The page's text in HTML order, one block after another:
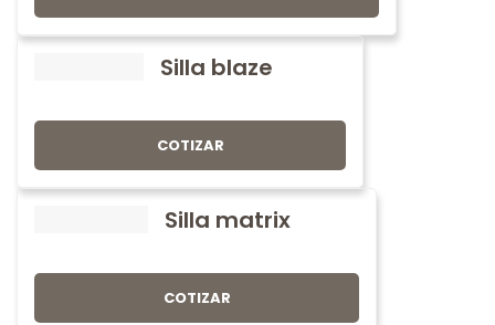
Silla blaze
COTIZAR
Silla matrix
COTIZAR